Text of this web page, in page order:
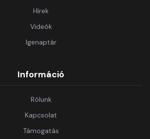
Hírek
Videók
Igenaptár
Információ
Rólunk
Kapcsolat
Támogatás